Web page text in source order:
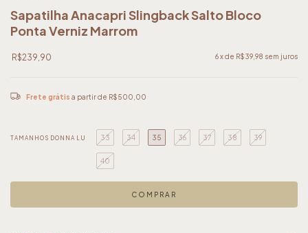
Sapatilha Anacapri Slingback Salto Bloco
Ponta Verniz Marrom
R$239,90 6x de R$39,98 sem juros
Frete grátis a partir de R$500,00
TAMANHOS DONNA LU 33 34 35 36 37 38 39
40